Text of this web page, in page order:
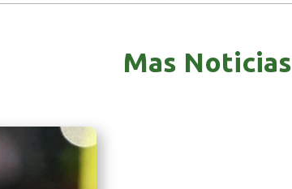
Mas Noticias